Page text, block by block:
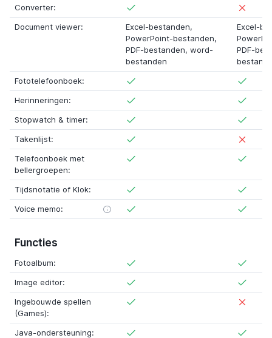
Converter:
Document viewer:
Excel-bestanden,
PowerPoint-bestanden,
PDF-bestanden, word-
bestanden
Excel-
PDF-
Fototelefoonboek:
Herinneringen:
Stopwatch & timer:
Takenlijst:
Telefoonboek met
bellergroepen:
Tijdsnotatie of Klok:
Voice memo:
Functies
Fotoalbum:
Image editor:
Ingebouwde spellen
(Games):
Java-ondersteuning: